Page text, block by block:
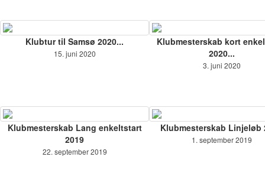
Klubtur til Samsø 2020...
15. juni 2020
Klubmesterskab kort
2020...
3. juni 2020
Klubmesterskab Lang enkeltstart
2019
22. september 2019
Klubmesterskab Linjeløb
1. september 2019